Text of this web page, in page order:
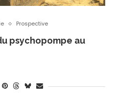
Prospective
psychopompe au